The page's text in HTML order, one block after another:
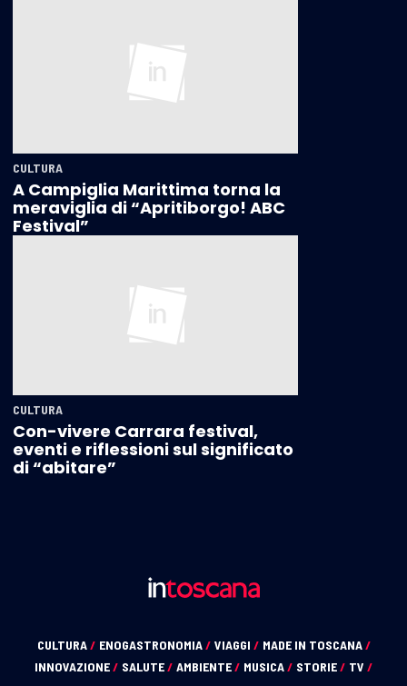
CULTURA
A Campiglia Marittima torna la
meraviglia di “Apritiborgo! ABC
Festival”
CULTURA
Con-vivere Carrara festival,
eventi e riflessioni sul significato
di “abitare”
CULTURA/ ENOGASTRONOMIA/ VIAGGI / MADE IN TOSCANA/
INNOVAZIONE/ SALUTE/ AMBIENTE/ MUSICA/ STORIE/ TV /